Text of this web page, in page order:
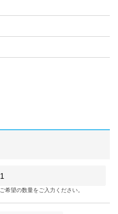
ご希望の数量をご入力ください。